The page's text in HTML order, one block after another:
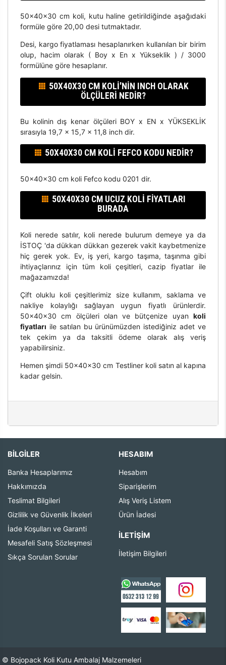
50x40x30 cm koli, kutu haline getirildiğinde aşağıdaki
formüle göre 20,00 desi tutmaktadır.
Desi, kargo fiyatlaması hesaplanırken kullanılan bir birim
olup, hacim olarak ( Boy x En x Yükseklik ) / 3000
formülüne göre hesaplanır.
50X40X30 CM KOLI'NIN INCH OLARAK
ÖLÇÜLERI NEDIR?
Bu kolinin dış kenar ölçüleri BOY x EN x YÜKSEKLİK
sırasıyla 19,7 x 15,7 x 11,8 inch dir.
50X40X30 CM KOLI FEFCO KODU NEDIR?
50x40x30 cm koli Fefco kodu 0201 dir.
50X40X30 CM UCUZ KOLI FIYATLARI
BURADA
Koli nerede satılır, koli nerede bulurum demeye ya da
İSTOÇ 'da dükkan dükkan gezerek vakit kaybetmenize
hiç gerek yok. Ev, iş yeri, kargo taşıma, taşınma gibi
ihtiyaçlarınız için tüm koli çeşitleri, cazip fiyatlar ile
mağazamızda!
Çift oluklu koli çeşitlerimiz size kullanım, saklama ve
nakliye kolaylığı sağlayan uygun fiyatlı ürünlerdir.
50x40x30 cm ölçüleri olan ve bütçenize uyankoli
fiyatları ile satılan bu ürünümüzden istediğiniz adet ve
tek çekim ya da taksitli ödeme olarak alış veriş
yapabilirsiniz.
Hemen şimdi 50x40x30 cm Testliner koli satın al kapına
kadar gelsin.
BİLGİLER
Banka Hesaplarımız
Hakkımızda
Teslimat Bilgileri
Gizlilik ve Güvenlik İlkeleri
İade Koşulları ve Garanti
Mesafeli Satış Sözleşmesi
Sıkça Sorulan Sorular
HESABIM
Hesabım
Siparişlerim
Alış Veriş Listem
Ürün İadesi
İLETIŞIM
İletişim Bilgileri
© Bojopack Koli Kutu Ambalaj Malzemeleri